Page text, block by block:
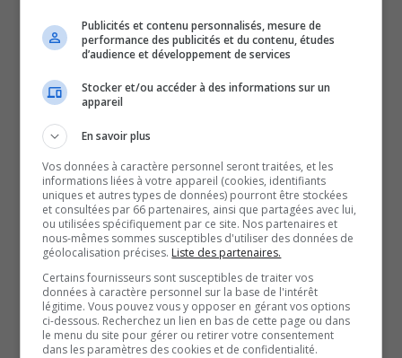
Waswanipi.
Il a été vu la dernière fois, vendredi de la semaine
dernière, vers 23 heures, dans un sentier menant à la
rivière Waswanipi.
Il mesure 6 pieds et 1 pouce, il pèse 190 livres et il a les
Il se déplacerait à pied.
Au moment de sa disparition, il portait un chandail à
capuchon gris avec des inscriptions à l’avant, un
chandail à manches courtes blanc, ainsi qu’une
casquette blanche.
QUESTION DU JOUR
Publicités et contenu personnalisés, mesure de
performance des publicités et du contenu, études
d’audience et développement de services
Stocker et/ou accéder à des informations sur un
appareil
En savoir plus
Vos données à caractère personnel seront traitées, et les
informations liées à votre appareil (cookies, identifiants
uniques et autres types de données) pourront être stockées
et consultées par 66 partenaires, ainsi que partagées avec lui,
ou utilisées spécifiquement par ce site. Nos partenaires et
nous-mêmes sommes susceptibles d'utiliser des données de
géolocalisation précises. Liste des partenaires.
Certains fournisseurs sont susceptibles de traiter vos
données à caractère personnel sur la base de l'intérêt
légitime. Vous pouvez vous y opposer en gérant vos options
ci-dessous. Recherchez un lien en bas de cette page ou dans
le menu du site pour gérer ou retirer votre consentement
dans les paramètres des cookies et de confidentialité.